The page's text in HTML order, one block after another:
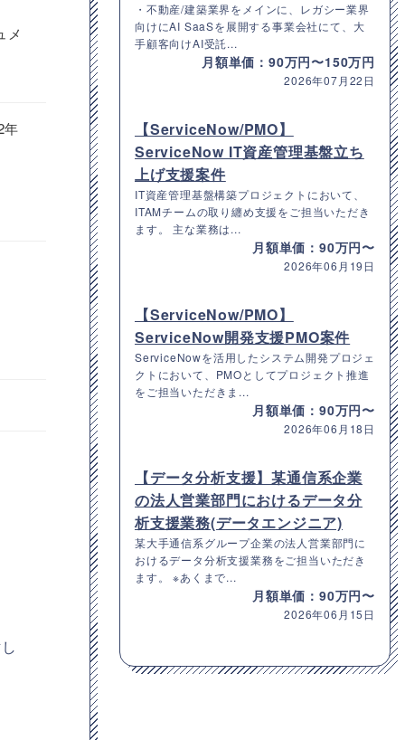
メ
年
・不動産/建築業界をメインに、レガシー業界
向けにAI SaaSを展開する事業会社にて、大
手顧客向けAI受託...
月額単価：90万円〜150万円
2026年07月22日
【ServiceNow/PMO】
ServiceNow IT資産管理基盤立ち
上げ支援案件
IT資産管理基盤構築プロジェクトにおいて、
ITAMチームの取り纏め支援をご担当いただき
ます。 主な業務は...
月額単価：90万円〜
2026年06月19日
【ServiceNow/PMO】
ServiceNow開発支援PMO案件
ServiceNowを活用したシステム開発プロジェ
クトにおいて、PMOとしてプロジェクト推進
をご担当いただきま...
月額単価：90万円〜
2026年06月18日
【データ分析支援】某通信系企業
の法人営業部門におけるデータ分
析支援業務(データエンジニア)
某大手通信系グループ企業の法人営業部門に
おけるデータ分析支援業務をご担当いただき
ます。 ※あくまで...
月額単価：90万円〜
2026年06月15日